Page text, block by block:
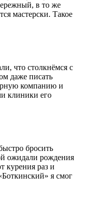
в то же
мастерски. Такое
что столкнёмся с
даже писать
компанию и
клиники его
бросить
ожидали рождения
курения раз и
я смог